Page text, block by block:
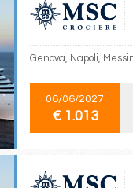
Genova, Napoli,
06/06/2027
€ 1.013